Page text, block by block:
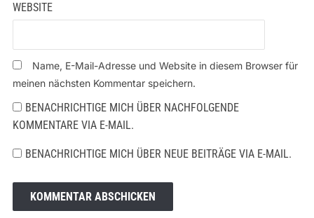
WEBSITE
Name, E-Mail-Adresse und Website in diesem Browser für
meinen nächsten Kommentar speichern.
BENACHRICHTIGE MICH ÜBER NACHFOLGENDE
KOMMENTARE VIA E-MAIL.
BENACHRICHTIGE MICH ÜBER NEUE BEITRÄGE VIA E-MAIL.